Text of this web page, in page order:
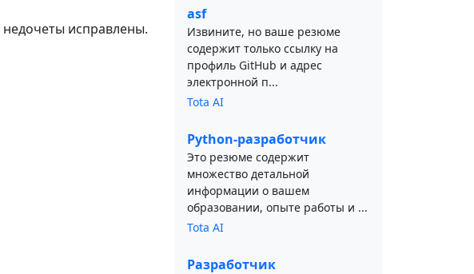
исправлены.
asf
Извините, но ваше резюме
содержит только ссылку на
профиль GitHub и адрес
электронной п...
Tota AI
Python-разработчик
Это резюме содержит
множество детальной
информации о вашем
образовании, опыте работы и ...
Tota AI
Разработчик